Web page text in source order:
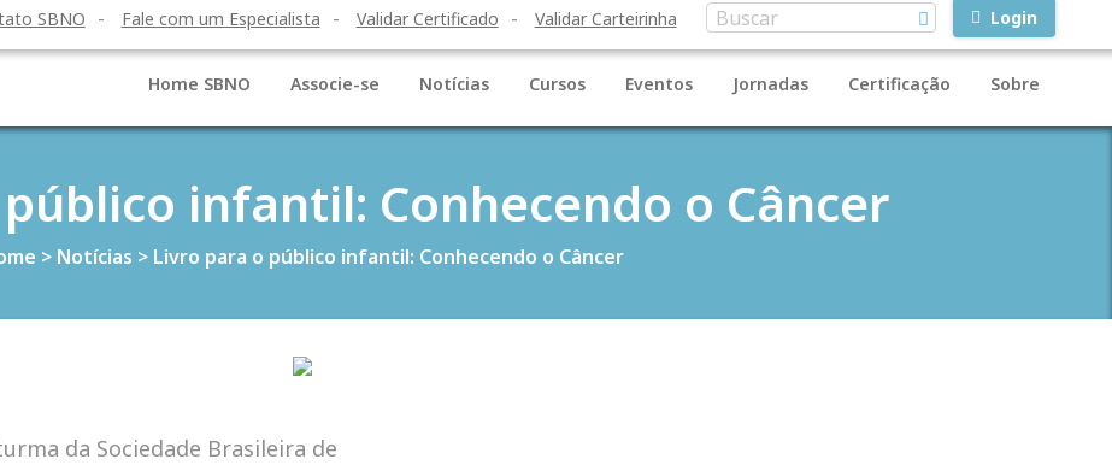
SBNO Fale com um Especialista Validar Certificado Validar Carteirinha Login
Home SBNO Associe-se Notícias Cursos Eventos Jornadas Certificação Sobre
infantil: Conhecendo o Câncer
> Notícias > Livro para o público infantil: Conhecendo o Câncer
da Sociedade Brasileira de